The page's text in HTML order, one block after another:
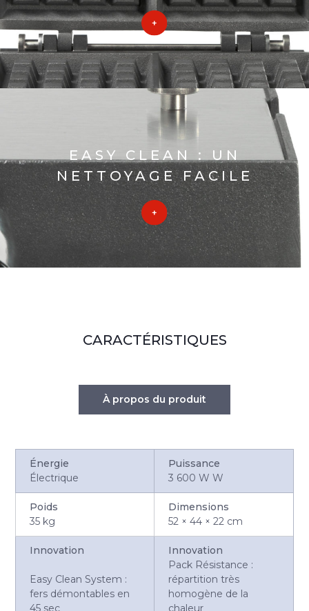
EASY CLEAN : UN
NETTOYAGE FACILE
CARACTÉRISTIQUES
À propos du produit
Énergie
Électrique
Puissance
3 600 W W
Poids
35 kg
Dimensions
52 × 44 × 22 cm
Innovation
Easy Clean System :
fers démontables en
45 sec
Innovation
Pack Résistance :
répartition très
homogène de la
chaleur